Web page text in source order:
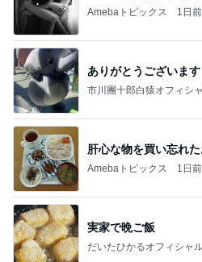
Amebaトピックス 1日前
ありがとうございます
市川團十郎白猿オフィシ
肝心な物を買い忘れ
Amebaトピックス 1日前
実家で晩ご飯
だいたひかるオフィシャ